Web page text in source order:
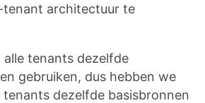
architectuur te
tenants dezelfde
gebruiken, dus hebben we
tenants dezelfde basisbronnen